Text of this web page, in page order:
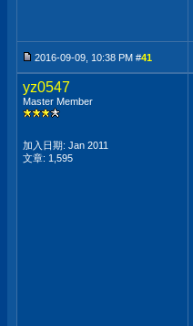
2016-09-09, 10:38 PM #41
yz0547
Master Member
加入日期: Jan 2011
文章: 1,595